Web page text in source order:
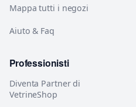
Mappa tutti i negozi
Aiuto & Faq
Professionisti
Diventa Partner di
VetrineShop